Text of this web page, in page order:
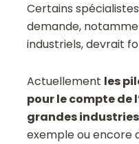
Certains
demande,
industriels, devrait
Actuellement les
pour le compte de
grandes industries
exemple ou encore